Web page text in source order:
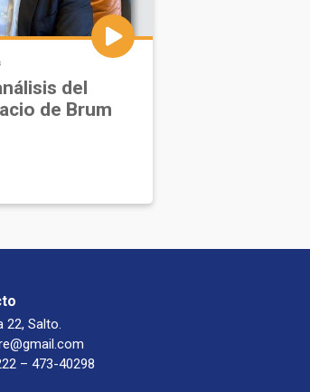
del
de Brum
22, Salto.
– 473-40298